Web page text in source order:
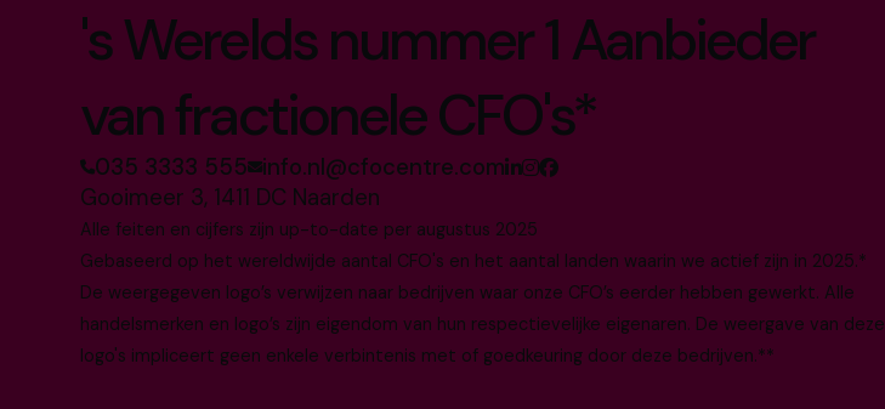
's Werelds nummer 1 Aanbieder
van fractionele CFO's*
035 3333 555 info.nl@cfocentre.com
Gooimeer 3, 1411 DC Naarden
Alle feiten en cijfers zijn up-to-date per augustus 2025
Gebaseerd op het wereldwijde aantal CFO's en het aantal landen waarin we actief zijn in 2025.*
De weergegeven logo’s verwijzen naar bedrijven waar onze CFO’s eerder hebben gewerkt. Alle
handelsmerken en logo’s zijn eigendom van hun respectievelijke eigenaren. De weergave van deze
logo's impliceert geen enkele verbintenis met of goedkeuring door deze bedrijven.**